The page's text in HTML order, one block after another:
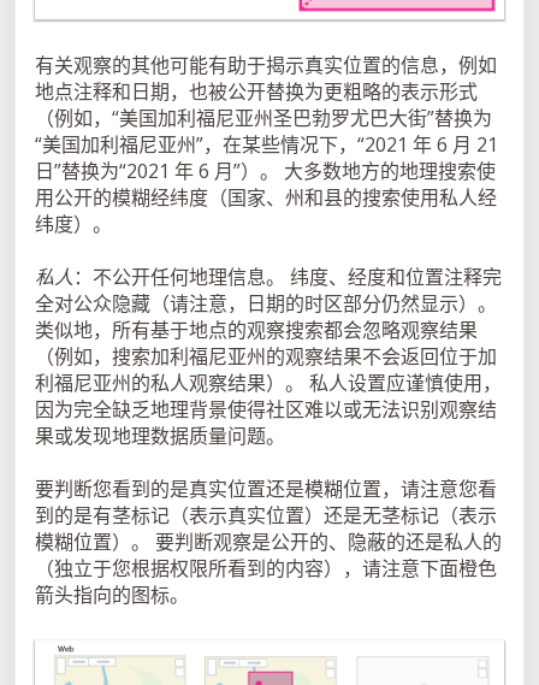
有关观察的其他可能有助于揭示真实位置的信息，例如
地点注释和日期，也被公开替换为更粗略的表示形式
（例如，“美国加利福尼亚州圣巴勃罗尤巴大街”替换为
“美国加利福尼亚州”，在某些情况下，“2021 年 6 月 21
日”替换为“2021 年 6 月”）。 大多数地方的地理搜索使
用公开的模糊经纬度（国家、州和县的搜索使用私人经
纬度）。
私人：不公开任何地理信息。 纬度、经度和位置注释完
全对公众隐藏（请注意，日期的时区部分仍然显示）。
类似地，所有基于地点的观察搜索都会忽略观察结果
（例如，搜索加利福尼亚州的观察结果不会返回位于加
利福尼亚州的私人观察结果）。 私人设置应谨慎使用，
因为完全缺乏地理背景使得社区难以或无法识别观察结
果或发现地理数据质量问题。
要判断您看到的是真实位置还是模糊位置，请注意您看
到的是有茎标记（表示真实位置）还是无茎标记（表示
模糊位置）。 要判断观察是公开的、隐蔽的还是私人的
（独立于您根据权限所看到的内容），请注意下面橙色
箭头指向的图标。